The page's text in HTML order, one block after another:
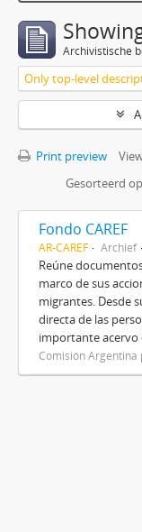
Archivistische
Only top-level
Print preview
Gesorteerd
Fondo CAREF
AR-CAREF Archief
Reúne
marco de sus
migrantes. Desde
directa de las
importante acervo
Comisión Argentina